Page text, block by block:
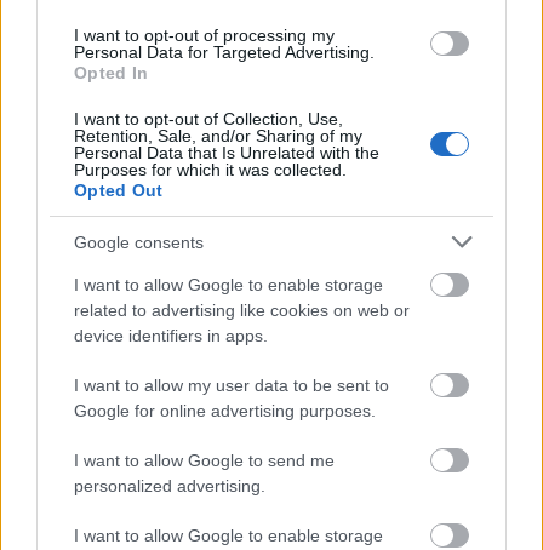
I want to opt-out of processing my
Personal Data for Targeted Advertising.
Opted In
I want to opt-out of Collection, Use,
Retention, Sale, and/or Sharing of my
Personal Data that Is Unrelated with the
Purposes for which it was collected.
Opted Out
Google consents
I want to allow Google to enable storage
related to advertising like cookies on web or
device identifiers in apps.
I want to allow my user data to be sent to
Google for online advertising purposes.
I want to allow Google to send me
personalized advertising.
I want to allow Google to enable storage
A világ legveszélyesebb migrációs útvonalai: A
Közép-Mediterrán útvonal, A Darién-régió és az
Indiai-óceáni út
Manaus: a dzsungel szívének városa